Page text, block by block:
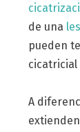
de una
pueden
cicatricial
A